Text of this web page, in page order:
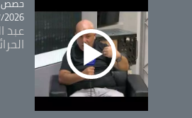
- 09:49
عبد